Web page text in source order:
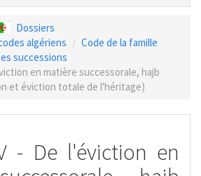
Dossiers
algériens
Code de la famille
successions
en matière successorale, hajb
et éviction totale de l'héritage)
- De l'éviction en